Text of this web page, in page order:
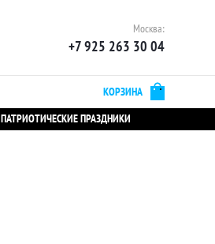
Москва:
+7 925 263 30 04
КОРЗИНА
ПАТРИОТИЧЕСКИЕ ПРАЗДНИКИ